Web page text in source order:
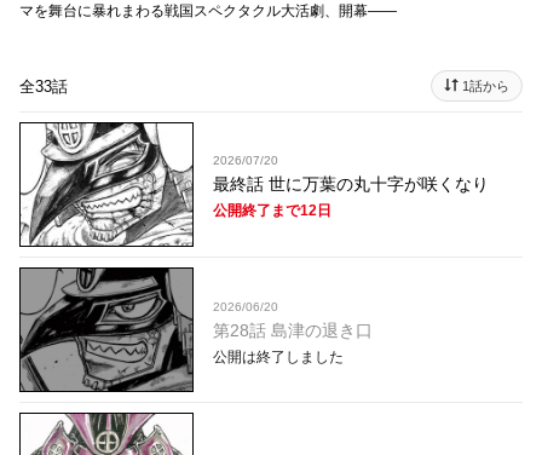
マを舞台に暴れまわる戦国スペクタクル大活劇、開幕――
全33話 1話から
2026/07/20
最終話 世に万葉の丸十字が咲くなり
公開終了まで12日
2026/06/20
第28話 島津の退き口
公開は終了しました